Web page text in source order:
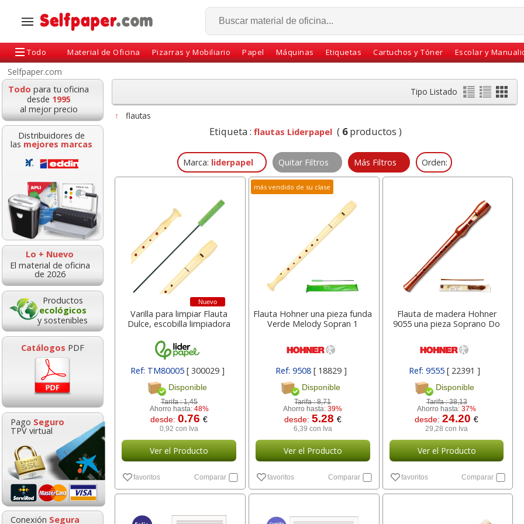
Todo Material de Oficina Pizarras y Mobiliario Papel Máquinas Etiquetas Cartuchos y Tóner Escolar y
Selfpaper.com
Todo para tu oficina
desde 1995
al mejor precio
Distribuidores de
las mejores marcas
Lo + Nuevo
El material de oficina
de 2026
Productos
ecológicos
y sostenibles
Catálogos PDF
Pago Seguro
TPV virtual
Conexión Segura
Tipo Listado
↑ flautas
Etiqueta :flautas Liderpapel ( 6productos )
Marca: liderpapel Quitar Filtros Más Filtros Orden:
Nuevo
Varilla para limpiar Flauta
Dulce, escobilla limpiadora
Ref: TM80005 [ 300029 ]
Disponible
Tarifa :1,45
Ahorro hasta: 48%
desde:0.76€
0,92 con Iva
Ver el Producto
favoritos Comparar
más vendido de su clase
Flauta Hohner una pieza funda
Verde Melody Sopran 1
Ref: 9508 [ 18829 ]
Disponible
Tarifa :8,71
Ahorro hasta:39%
desde: 5.28 €
6,39 con Iva
Ver el Producto
favoritos Comparar
Flauta de madera Hohner
9055 una pieza Soprano Do
Ref: 9555[ 22391 ]
Disponible
Tarifa :38,13
Ahorro hasta: 37%
desde: 24.20 €
29,28 con Iva
Ver el Producto
favoritos Comparar
Notas adhesivas, cubo
76x76 taco de 400
hojas amarillo
2,78 €
3,36 con Iva
Alfombrilla para raton
de espuma tipo gel,
Lapices de colores Bic
Intensity UP
Triangulares caja 12
1,90 con Iva
Reposapies Fellowes
Refresh, con efecto
ventilación
22,46 con Iva
Lapices de colores Bic
Intensity UP
Triangulares caja 12
desde:1,57 €
1,90 con Iva
Reposapies Fellowes
Refresh, con efecto
desde:18,56 €
22,46 con Iva
Gomas Milan 430 miga
de pan en cajas de 30,
desde:0,15
Notas adhesivas, cubo
76x76 taco de 400
desde:2,78 €
Goma de borrar
moldeable maleable
para carboncillo o
grafito
0,89
HP 304 302 Color,
Cartucho original
N9K05AE tricolor
14,89
Cartucho HP 304 - 302
Negro, original
N9K06AE
14,87
Cartucho HP 304XL -
302XL Tricolor alta
capacidad deskjet
37,87